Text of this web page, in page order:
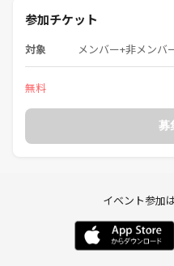
参加チケット
対象 メンバー+非メンバ
無料
募
イベント参加